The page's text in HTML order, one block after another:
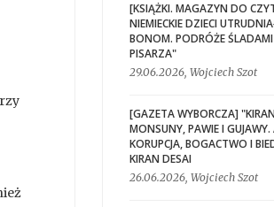
[KSIĄŻKI. MAGAZYN DO
NIEMIECKIE DZIECI
BONOM. PODRÓŻE
PISARZA"
29.06.2026, Wojciech Szot
[GAZETA WYBORCZA]
MONSUNY, PAWIE I GUJAWY.
KORUPCJA, BOGACTWO I
KIRAN DESAI
26.06.2026, Wojciech Szot